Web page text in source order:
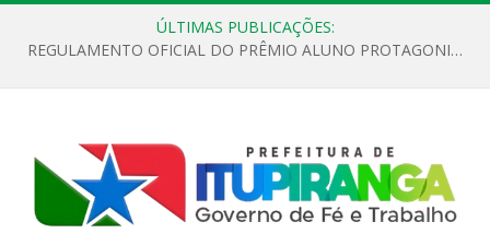
ÚLTIMAS PUBLICAÇÕES:
REGULAMENTO OFICIAL DO PRÊMIO ALUNO PROTAGONISTA – EDIÇÃO 2026